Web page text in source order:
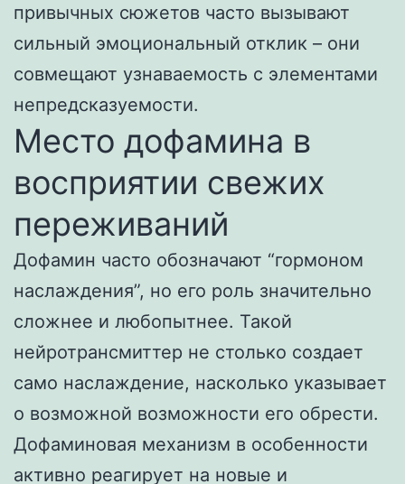
привычных сюжетов часто вызывают
сильный эмоциональный отклик – они
совмещают узнаваемость с элементами
непредсказуемости.
Место дофамина в
восприятии свежих
переживаний
Дофамин часто обозначают “гормоном
наслаждения”, но его роль значительно
сложнее и любопытнее. Такой
нейротрансмиттер не столько создает
само наслаждение, насколько указывает
о возможной возможности его обрести.
Дофаминовая механизм в особенности
активно реагирует на новые и